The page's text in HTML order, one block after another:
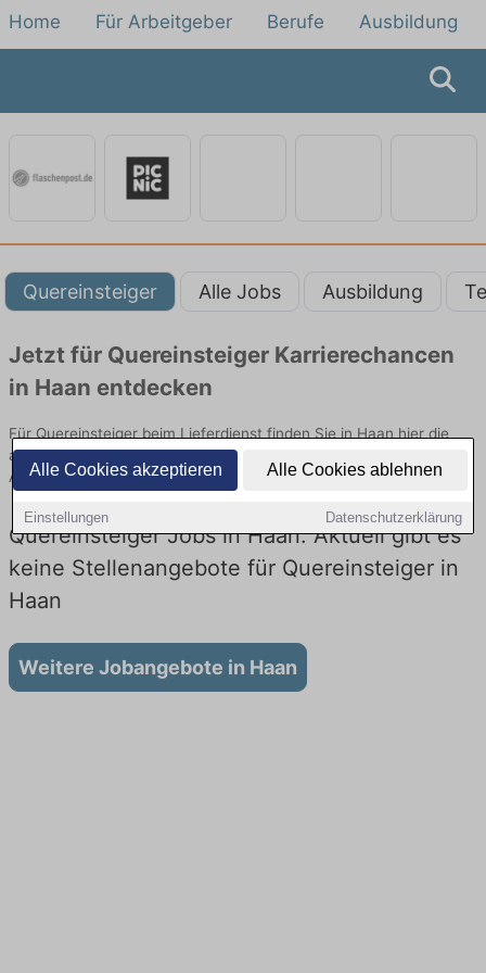
Alle Cookies akzeptieren Alle Cookies ablehnen
Einstellungen Datenschutzerklärung
Home Für Arbeitgeber Berufe Ausbildung
Quereinsteiger Alle Jobs Ausbildung
Jetzt für Quereinsteiger Karrierechancen
in Haan entdecken
Für Quereinsteiger beim Lieferdienst finden Sie in Haan hier die
aktuellsten Angebote. Entdecken Sie freie Optionen von Top-
Arbeitgebern und bewerben Sie sich noch heute.
Quereinsteiger Jobs in Haan: Aktuell gibt es
keine Stellenangebote für Quereinsteiger in
Haan
Weitere Jobangebote in Haan